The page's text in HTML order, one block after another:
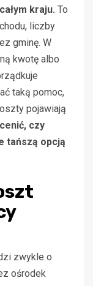
kraju. To
liczby
gminę. W
kwotę albo
taką pomoc,
pojawiają
czy
tańszą opcją
zwykle o
ośrodek